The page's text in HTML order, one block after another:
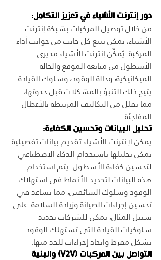
دور إنترنت الأشياء في تعزيز التكامل:
من خلال توصيل المركبات بشبكة إنترنت
الأشياء، يمكن تتبع كل جانب من جوانب أداء
المركبة. يُمكّن إنترنت الأشياء مديري
الأسطول من متابعة الموقع والحالة
الميكانيكية، وحالة الوقود، وسلوك القيادة.
يتيح ذلك التنبؤ بالمشكلات قبل حدوثها،
مما يقلل من التكاليف المرتبطة بالأعطال
المفاجئة.
تحليل البيانات وتحسين الكفاءة:
يمكن لإنترنت الأشياء تقديم بيانات تفصيلية
يمكن تحليلها باستخدام الذكاء الاصطناعي
لتحسين كفاءة الأسطول. يتم استخدام
هذه البيانات لتحديد الأنماط في استهلاك
الوقود وسلوك السائقين، مما يساعد في
تحسين إجراءات الصيانة وزيادة السلامة. على
سبيل المثال، يمكن للشركات تحديد
سلوكيات القيادة التي تستهلك الوقود
بشكل مفرط واتخاذ إجراءات للحد منها.
التواصل بين المركبات (V2V) والبنية